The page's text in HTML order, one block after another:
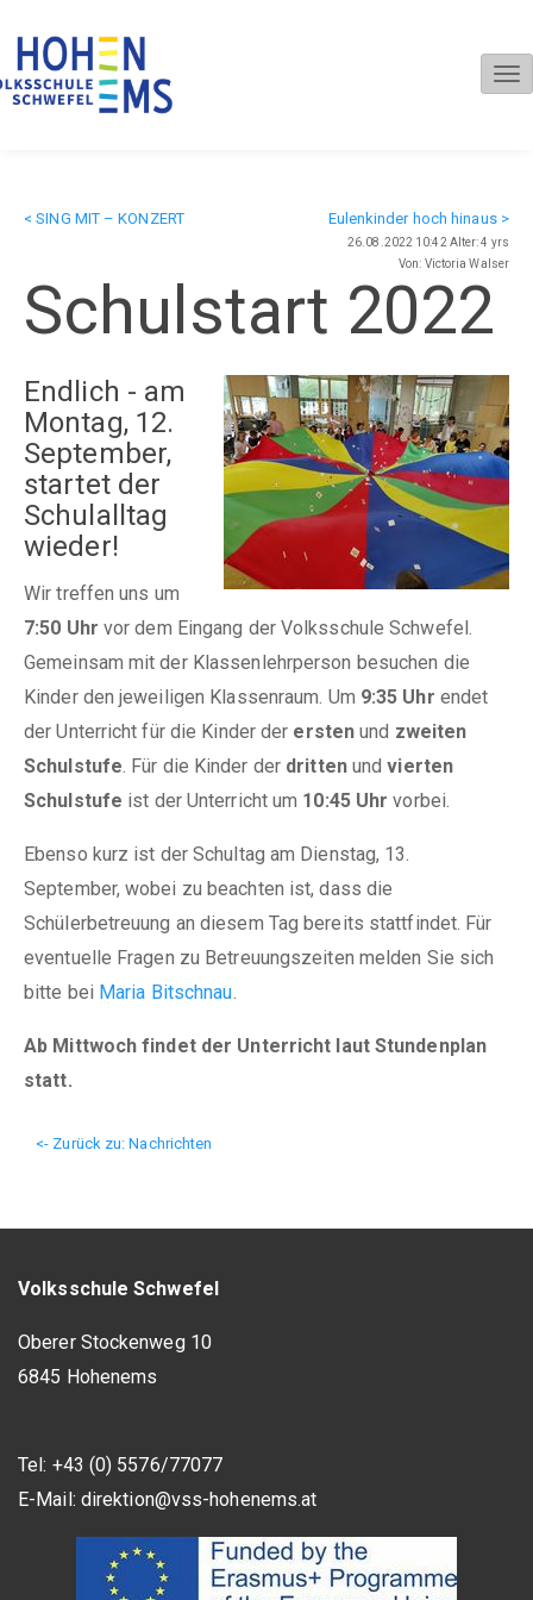
Eulenkinder hoch hinaus >
< SING MIT – KONZERT
26.08.2022 10:42 Alter: 4 yrs
Von: Victoria Walser
Schulstart 2022
Endlich - am
Montag, 12.
September,
startet der
Schulalltag
wieder!
Wir treffen uns um
7:50 Uhr vor dem Eingang der Volksschule Schwefel.
Gemeinsam mit der Klassenlehrperson besuchen die
Kinder den jeweiligen Klassenraum. Um 9:35 Uhr endet
der Unterricht für die Kinder der erstenund zweiten
Schulstufe . Für die Kinder der dritten undvierten
Schulstufe ist der Unterricht um 10:45 Uhrvorbei.
Ebenso kurz ist der Schultag am Dienstag, 13.
September, wobei zu beachten ist, dass die
Schülerbetreuung an diesem Tag bereits stattfindet. Für
eventuelle Fragen zu Betreuungszeiten melden Sie sich
bitte bei Maria Bitschnau
Ab Mittwoch findet der Unterricht laut Stundenplan
statt.
<- Zurück zu: Nachrichten
Volksschule Schwefel
Oberer Stockenweg 10
6845 Hohenems
Tel: +43 (0) 5576/77077
E-Mail: direktion@vss-hohenems.at